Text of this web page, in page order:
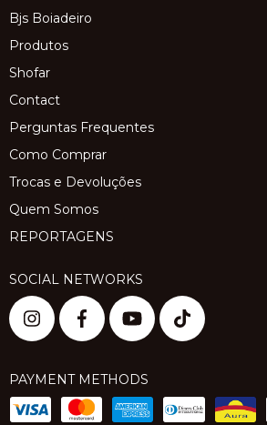
Bjs Boiadeiro
Produtos
Shofar
Contact
Perguntas Frequentes
Como Comprar
Trocas e Devoluções
Quem Somos
REPORTAGENS
SOCIAL NETWORKS
PAYMENT METHODS